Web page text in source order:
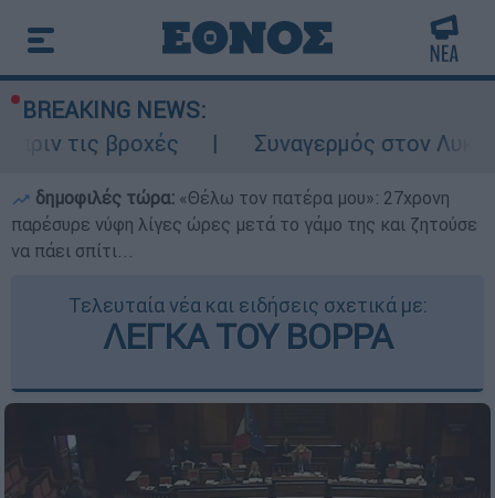
BREAKING NEWS:
Συναγερμός στον Λυκαβηττό:
δημοφιλές τώρα: «Θέλω τον πατέρα μου»: 27χρονη
παρέσυρε νύφη λίγες ώρες μετά το γάμο της και ζητούσε
να πάει σπίτι...
Τελευταία νέα και ειδήσεις σχετικά με:
ΛΕΓΚΑ ΤΟΥ ΒΟΡΡΑ